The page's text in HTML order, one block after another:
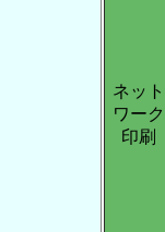
ネット
ワーク
印刷